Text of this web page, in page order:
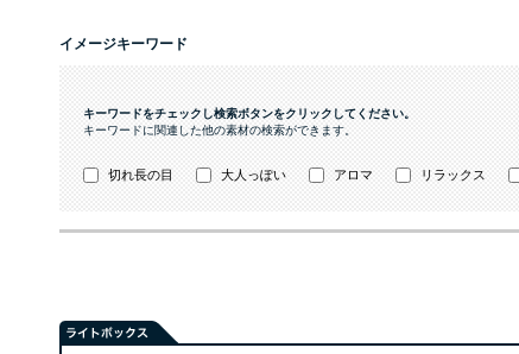
イメージキーワード
キーワードをチェックし検索ボタンをクリックしてください。
キーワードに関連した他の素材の検索ができます。
切れ長の目 大人っぽい アロマ リラックス